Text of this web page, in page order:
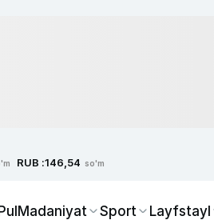
RUB :146,54 so'm
Madaniyat Sport Layfstayl